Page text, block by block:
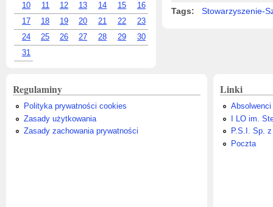
10
11 12 13 14 15
16
17
18 19 20 21 22
23
24
25 26 27 28 29
30
31
Tags:
Stowarzyszenie-
Regulaminy
Polityka prywatności cookies
Zasady użytkowania
Zasady zachowania prywatności
Linki
Absolwenci
I LO im.
P.S.I. Sp.
Poczta